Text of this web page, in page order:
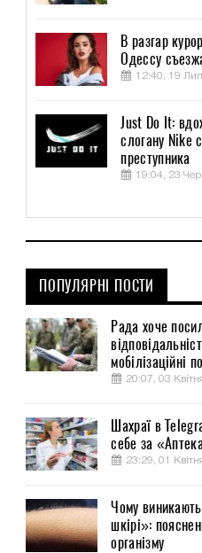
В разгар
Одессу
12:40, 19
Just Do It:
слогану Nike
преступника
19:04, 23
ПОПУЛЯРНІ ПОСТИ
Рада хоче
мобілізаційні
20:07, 03
Шахраї в
себе за
23:29, 01
Чому
шкірі»:
організму